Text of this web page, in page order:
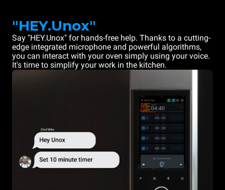
"HEY.Unox"
Say "HEY.Unox" for hands-free help. Thanks to a cutting-
edge integrated microphone and powerful algorithms,
you can interact with your oven simply using your voice.
It's time to simplify your work in the kitchen.